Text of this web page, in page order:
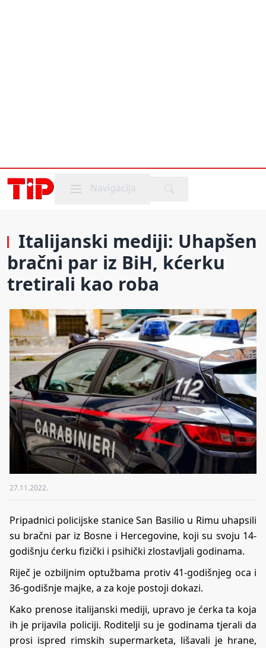
Mobile menu
Navigacija
Italijanski mediji: Uhapšen
bračni par iz BiH, kćerku
tretirali kao roba
27.11.2022.
Pripadnici policijske stanice San Basilio u Rimu uhapsili
su bračni par iz Bosne i Hercegovine, koji su svoju 14-
godišnju ćerku fizički i psihički zlostavljali godinama.
Riječ je ozbiljnim optužbama protiv 41-godišnjeg oca i
36-godišnje majke, a za koje postoji dokazi.
Kako prenose italijanski mediji, upravo je ćerka ta koja
ih je prijavila policiji. Roditelji su je godinama tjerali da
prosi ispred rimskih supermarketa, lišavali je hrane,